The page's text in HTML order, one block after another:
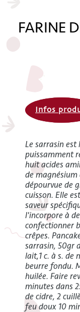
FARINE
Infos
Le sarrasin est
puissamment
huit acides
de
dépourvue de
cuisson. Elle
saveur
l'incorpore à
confectionner
crêpes.
sarrasin, 50gr
lait,1 c. à s. de
beurre fondu.
huilée. Faire
minutes dans
de cidre, 2
feu doux 10